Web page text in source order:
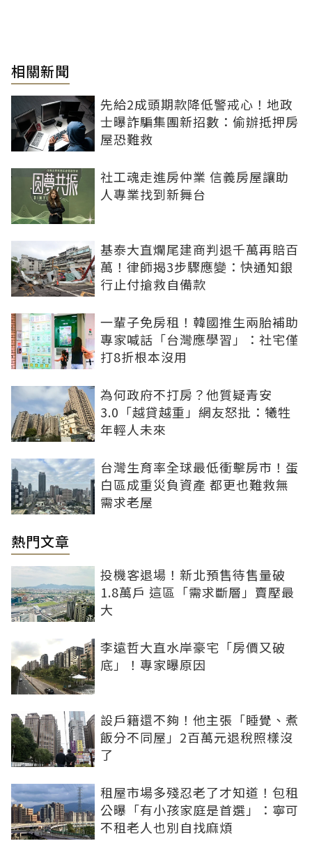
相關新聞
先給2成頭期款降低警戒心！地政
士曝詐騙集團新招數：偷辦抵押房
屋恐難救
社工魂走進房仲業 信義房屋讓助
人專業找到新舞台
基泰大直爛尾建商判退千萬再賠百
萬！律師揭3步驟應變：快通知銀
行止付搶救自備款
一輩子免房租！韓國推生兩胎補助
專家喊話「台灣應學習」：社宅僅
打8折根本沒用
為何政府不打房？他質疑青安
3.0「越貸越重」網友怒批：犧牲
年輕人未來
台灣生育率全球最低衝擊房市！蛋
白區成重災負資產 都更也難救無
需求老屋
熱門文章
投機客退場！新北預售待售量破
1.8萬戶 這區「需求斷層」賣壓最
大
李遠哲大直水岸豪宅「房價又破
底」！專家曝原因
設戶籍還不夠！他主張「睡覺、煮
飯分不同屋」2百萬元退稅照樣沒
了
租屋市場多殘忍老了才知道！包租
公曝「有小孩家庭是首選」：寧可
不租老人也別自找麻煩